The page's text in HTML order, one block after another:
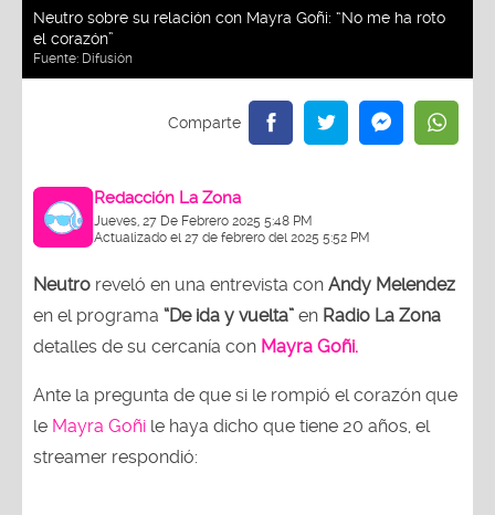
Neutro sobre su relación con Mayra Goñi: “No me ha roto
el corazón”
Fuente: Difusión
Redacción La Zona
Jueves, 27 De Febrero 2025 5:48 PM
Actualizado el 27 de febrero del 2025 5:52 PM
Neutro reveló en una entrevista con Andy Melendez
en el programa “De ida y vuelta” en Radio La Zona
detalles de su cercanía con Mayra Goñi.
Ante la pregunta de que si le rompió el corazón que
le Mayra Goñi le haya dicho que tiene 20 años, el
streamer respondió: